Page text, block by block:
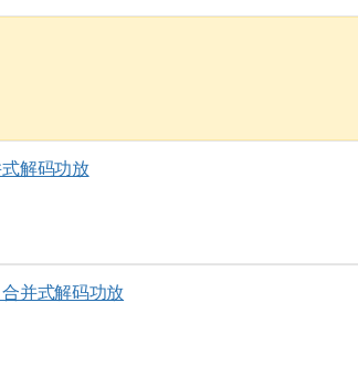
式解码功放
合并式解码功放